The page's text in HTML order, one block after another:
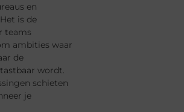
en
is de
teams
ambities waar
de
wordt.
schieten
je